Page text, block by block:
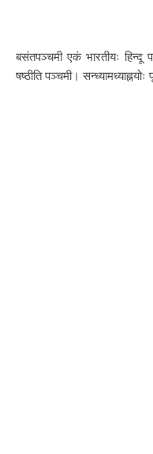
बसंतपञ्चमी एकं भारतीयः हिन्दू
षष्ठीति पञ्चमी।